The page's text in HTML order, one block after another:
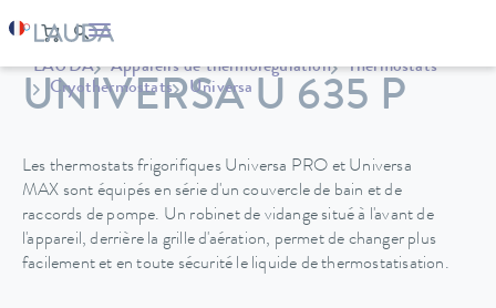
LAUDA Appareils de thermorégulation
Thermostats
Cryothermostats
Universa
UNIVERSA U 635 P
Les thermostats frigorifiques Universa PRO et Universa
MAX sont équipés en série d'un couvercle de bain et de
raccords de pompe. Un robinet de vidange situé à l'avant de
l'appareil, derrière la grille d'aération, permet de changer plus
facilement et en toute sécurité le liquide de thermostatisation.